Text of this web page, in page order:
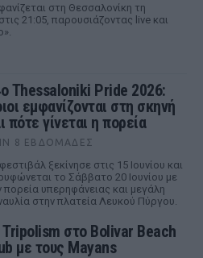
στη Θεσσαλονίκη τη
21:05, παρουσιάζοντας live και
Thessaloniki Pride 2026:
εμφανίζονται στη σκηνή
πότε γίνεται η πορεία
8 ΕΒΔΟΜΆΔΕΣ
ξεκίνησε στις 15 Ιουνίου και
το Σάββατο 20 Ιουνίου με
πορεία υπερηφάνειας και μεγάλη
στην πλατεία Λευκού Πύργου.
Tripolism στο Bolivar Beach
με τους Mayans